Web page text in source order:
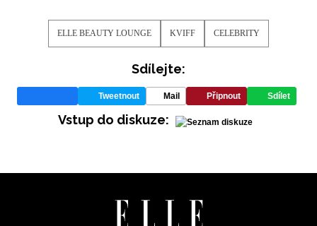
ELLE BEAUTY LOUNGE KVIFF CELEBRITY
Sdílejte:
Tweetnout Mail Připnout Sdílet
Vstup do diskuze: